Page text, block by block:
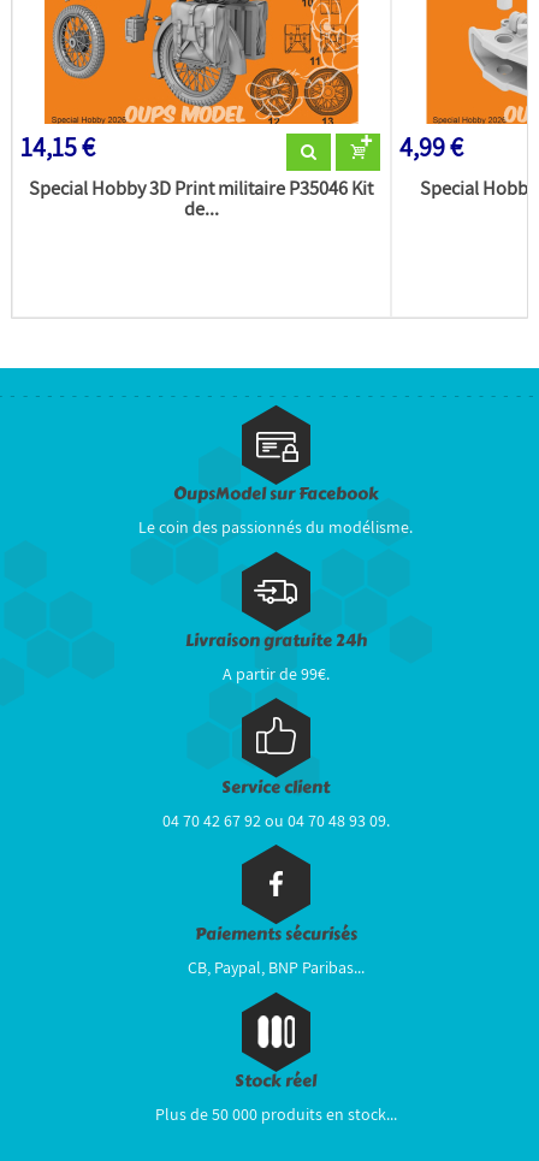
14,15 €
Special Hobby 3D Print militaire P35046 Kit
de...
4,99 €
Special
OupsModel sur Facebook
Le coin des passionnés du modélisme.
Livraison gratuite 24h
A partir de 99€.
Service client
04 70 42 67 92 ou 04 70 48 93 09.
Paiements sécurisés
CB, Paypal, BNP Paribas...
Stock réel
Plus de 50 000 produits en stock...